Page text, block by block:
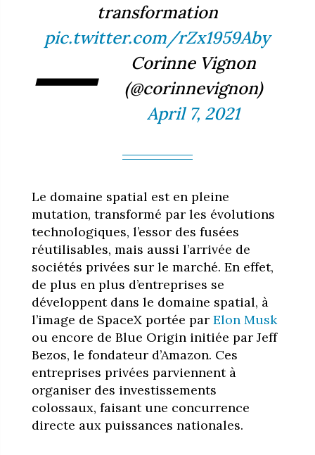
transformation
pic.twitter.com/rZx1959Aby
—
Corinne Vignon
(@corinnevignon)
April 7, 2021
Le domaine spatial est en pleine
mutation, transformé par les évolutions
technologiques, l’essor des fusées
réutilisables, mais aussi l’arrivée de
sociétés privées sur le marché. En effet,
de plus en plus d’entreprises se
développent dans le domaine spatial, à
l’image de SpaceX portée par Elon Musk
ou encore de Blue Origin initiée par Jeff
Bezos, le fondateur d’Amazon. Ces
entreprises privées parviennent à
organiser des investissements
colossaux, faisant une concurrence
directe aux puissances nationales.